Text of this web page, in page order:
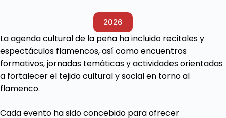
2026
La agenda cultural de la peña ha incluido recitales y
espectáculos flamencos, así como encuentros
formativos, jornadas temáticas y actividades orientadas
a fortalecer el tejido cultural y social en torno al
flamenco.
Cada evento ha sido concebido para ofrecer